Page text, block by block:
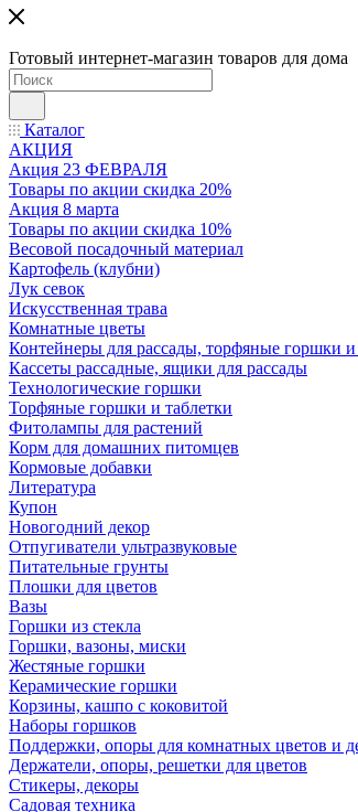
Готовый интернет-магазин товаров для дома
Каталог
АКЦИЯ
Акция 23 ФЕВРАЛЯ
Товары по акции скидка 20%
Акция 8 марта
Товары по акции скидка 10%
Весовой посадочный материал
Картофель (клубни)
Лук севок
Искусственная трава
Комнатные цветы
Контейнеры для рассады, торфяные горшки и
Кассеты рассадные, ящики для рассады
Технологические горшки
Торфяные горшки и таблетки
Фитолампы для растений
Корм для домашних питомцев
Кормовые добавки
Литература
Купон
Новогодний декор
Отпугиватели ультразвуковые
Питательные грунты
Плошки для цветов
Вазы
Горшки из стекла
Горшки, вазоны, миски
Жестяные горшки
Керамические горшки
Корзины, кашпо с коковитой
Наборы горшков
Поддержки, опоры для комнатных цветов и
Держатели, опоры, решетки для цветов
Стикеры, декоры
Садовая техника